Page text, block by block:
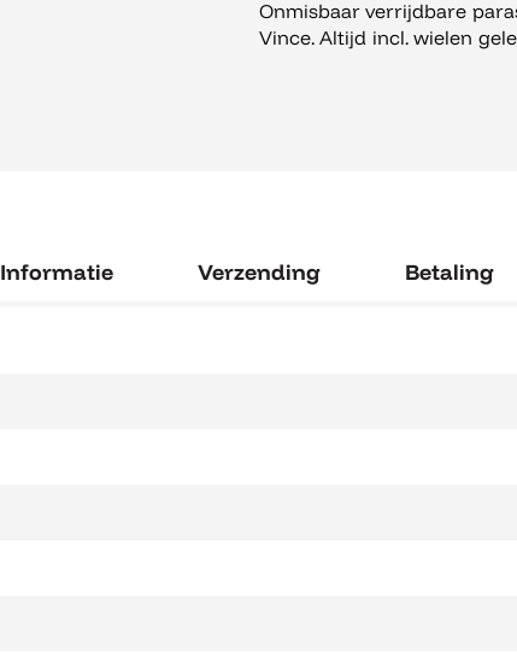
aantal
Onmisbaar verrijdbare
Vince. Altijd incl. wielen
Informatie Verzending Betaling